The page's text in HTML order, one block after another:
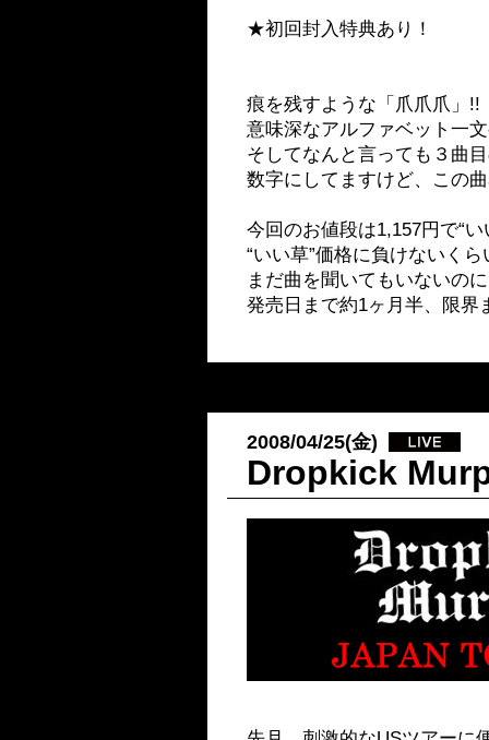
★初回封入特典あり！
痕を残すような「爪爪爪」!!
意味深なアルファベット一
そしてなんと言っても３曲
数字にしてますけど、この
今回のお値段は1,157円で“い
“いい草”価格に負けないく
まだ曲を聞いてもいないの
発売日まで約1ヶ月半、限界
2008/04/25(金)
Dropkick